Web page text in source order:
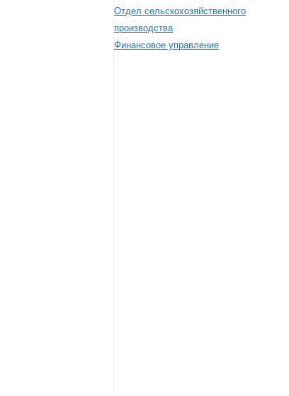
Отдел сельскохозяйственного
производства
Финансовое управление